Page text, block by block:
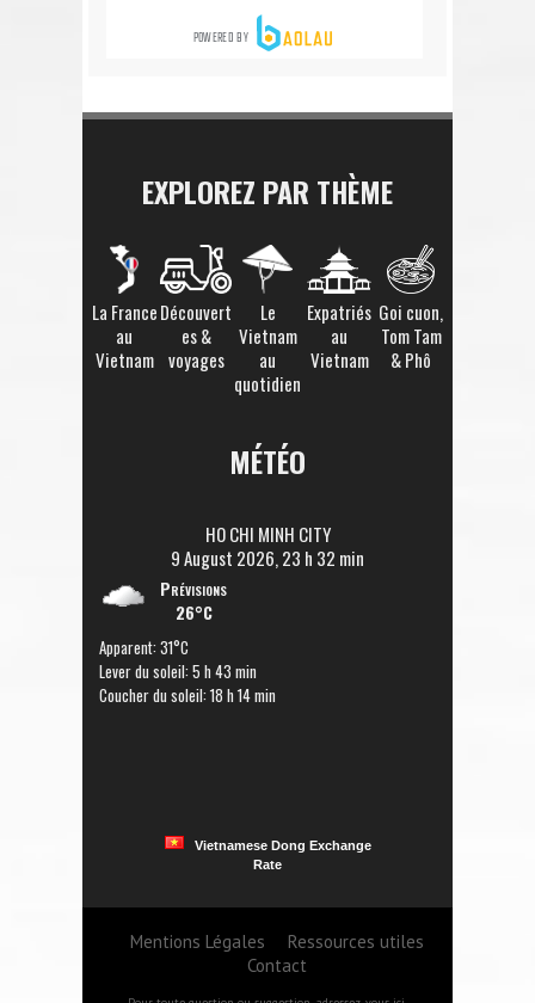
EXPLOREZ PAR THÈME
La France
au
Vietnam
Découvert
es &
voyages
Le
Vietnam
au
quotidien
Expatriés
au
Vietnam
Goi cuon,
Tom Tam
& Phô
MÉTÉO
HO CHI MINH CITY
9 August 2026, 23 h 32 min
Prévisions
26°C
Apparent: 31°C
Lever du soleil: 5 h 43 min
Coucher du soleil: 18 h 14 min
Vietnamese Dong Exchange
Rate
Mentions Légales
Ressources utiles
Contact